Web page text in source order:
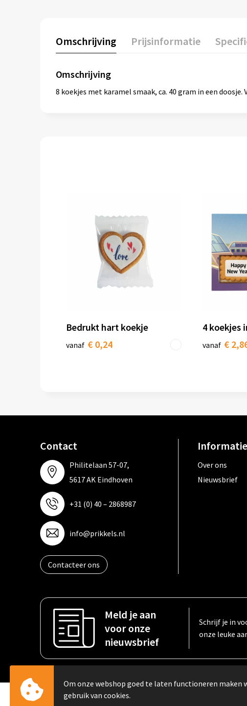
Omschrijving Prijsinformatie
Omschrijving
8 koekjes met karamel smaak, ca. 40 gram in een
Bedrukt hart koekje
vanaf € 0,24
4 koekjes
vanaf €
Contact
Philitelaan 57-07,
5617 AK Eindhoven
+31 (0) 40 – 2868987
info@prikkels.nl
Contacteer ons
Informatie
Over ons
Nieuwsbrief
Meld je aan
voor onze
nieuwsbrief
Schrijf je in
onze leuke
© Copyright PRIKKELS B.V. 2023
Om onze webshop goed te laten functioneren maken
gebruik van cookies.